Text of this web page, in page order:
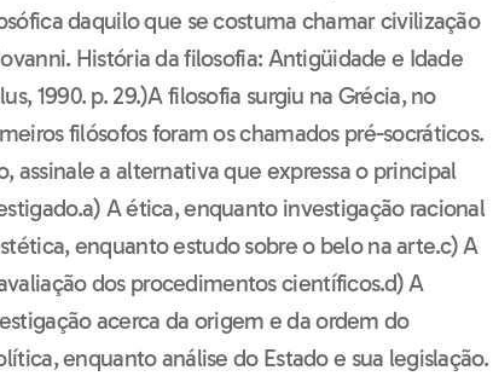
daquilo que se costuma chamar civilização
História da filosofia: Antigüidade e Idade
1990. p. 29.)A filosofia surgiu na Grécia, no
filósofos foram os chamados pré-socráticos.
assinale a alternativa que expressa o principal
A ética, enquanto investigação racional
enquanto estudo sobre o belo na arte.c) A
dos procedimentos científicos.d) A
acerca da origem e da ordem do
enquanto análise do Estado e sua legislação.